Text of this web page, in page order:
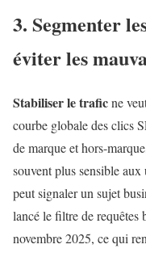
3. Segmenter
éviter les
Stabiliser le traficne
courbe globale des clics
de marque et hors-
souvent plus sensible aux
peut signaler un sujet
lancé le filtre de requêtes
novembre 2025, ce qui